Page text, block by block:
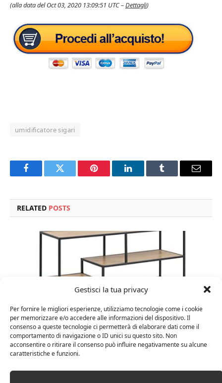
Gestisci la tua privacy
Per fornire le migliori esperienze, utilizziamo tecnologie come i cookie
per memorizzare e/o accedere alle informazioni del dispositivo. Il
consenso a queste tecnologie ci permetterà di elaborare dati come il
comportamento di navigazione o ID unici su questo sito. Non
acconsentire o ritirare il consenso può influire negativamente su alcune
caratteristiche e funzioni.
(alla data del Oct 03, 2020 13:09:51 UTC –Dettagli)
umidificatore sigari
FacebookTwitter Pinterest LinkedInTumblr Email
RELATED POSTS
Amazon Basics Martin – Libreria, 35 x 114 x 78 cm
marchio Movian)